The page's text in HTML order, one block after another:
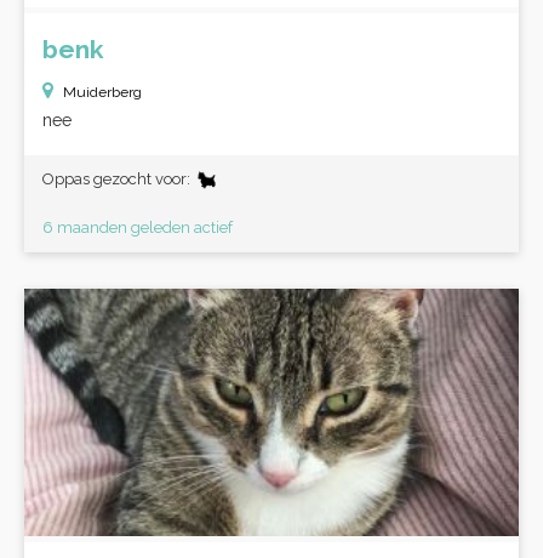
benk
Muiderberg
nee
Oppas gezocht voor:
6 maanden geleden actief